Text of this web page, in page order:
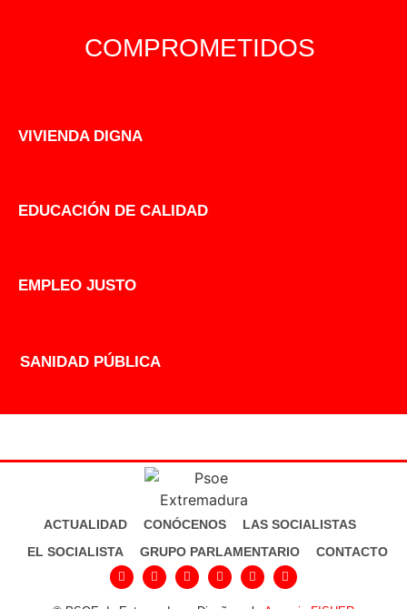
COMPROMETIDOS
VIVIENDA DIGNA
EDUCACIÓN DE CALIDAD
EMPLEO JUSTO
SANIDAD PÚBLICA
ACTUALIDAD CONÓCENOS
LAS SOCIALISTAS
EL SOCIALISTA
GRUPO PARLAMENTARIO CONTACTO